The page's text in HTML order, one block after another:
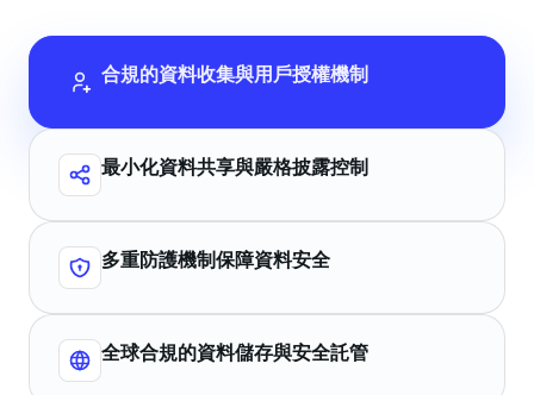
合規的資料收集與用戶授權機制
最小化資料共享與嚴格披露控制
多重防護機制保障資料安全
全球合規的資料儲存與安全託管